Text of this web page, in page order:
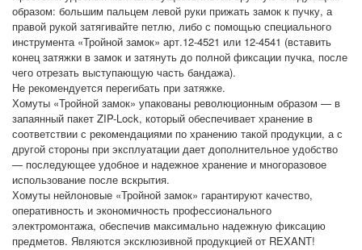
образом: большим пальцем левой руки прижать замок к пучку, а
правой рукой затягивайте петлю, либо с помощью специального
инструмента «Тройной замок» арт.12-4521 или 12-4541 (вставить
конец затяжки в замок и затянуть до полной фиксации пучка, после
чего отрезать выступающую часть бандажа).
Не рекомендуется перегибать при затяжке.
Хомуты «Тройной замок» упакованы революционным образом — в
запаянный пакет ZIP-Lock, который обеспечивает хранение в
соответствии с рекомендациями по хранению такой продукции, а с
другой стороны при эксплуатации дает дополнительное удобство
— последующее удобное и надежное хранение и многоразовое
использование после вскрытия.
Хомуты нейлоновые «Тройной замок» гарантируют качество,
оперативность и экономичность профессионального
электромонтажа, обеспечив максимально надежную фиксацию
предметов. Являются эксклюзивной продукцией от REXANT!